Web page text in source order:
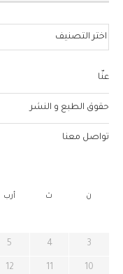
عنّا
حقوق الطبع و النشر
تواصل معنا
ن ث أرب
3
4
5
10
11
12